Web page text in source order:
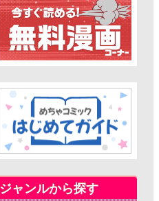
ジャンルから探す